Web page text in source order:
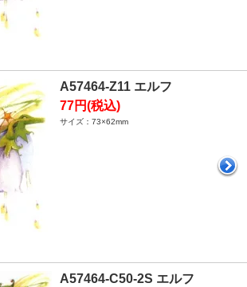
A57464-Z11 エルフ
77円(税込)
サイズ：73×62mm
A57464-C50-2S エルフ